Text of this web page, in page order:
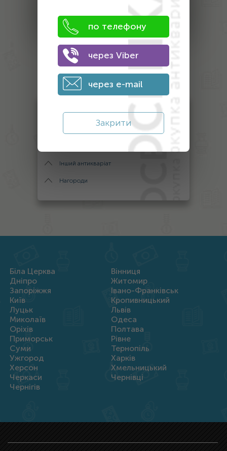
ПОЛУЧИТЬ ЦЕНУ
Оценка
антиквариата
Антикваріат
Інший антикваріат
Нагороди
Біла Церква
Вінниця
Дніпро
Житомир
Запоріжжя
Івано-Франківськ
Київ
Кропивницький
Луцьк
Львів
Миколаїв
Одеса
Оріхів
Полтава
Приморськ
Рівне
Суми
Тернопіль
Ужгород
Харків
Херсон
Хмельницький
Черкаси
Чернівці
Чернігів
по телефону
через Viber
через e-mail
Закрити